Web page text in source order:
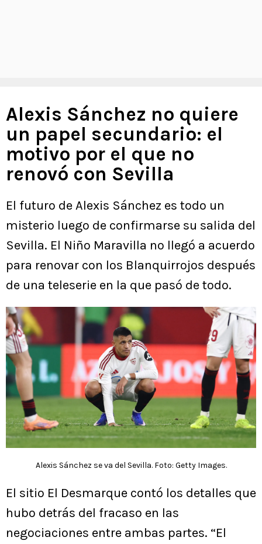
Alexis Sánchez no quiere
un papel secundario: el
motivo por el que no
renovó con Sevilla
El futuro de Alexis Sánchez es todo un
misterio luego de confirmarse su salida del
Sevilla. El Niño Maravilla no llegó a acuerdo
para renovar con los Blanquirrojos después
de una teleserie en la que pasó de todo.
Alexis Sánchez se va del Sevilla. Foto: Getty Images.
El sitio El Desmarque contó los detalles que
hubo detrás del fracaso en las
negociaciones entre ambas partes. “El